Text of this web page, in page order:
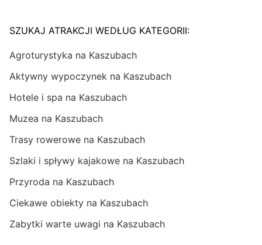
SZUKAJ ATRAKCJI WEDŁUG KATEGORII:
Agroturystyka na Kaszubach
Aktywny wypoczynek na Kaszubach
Hotele i spa na Kaszubach
Muzea na Kaszubach
Trasy rowerowe na Kaszubach
Szlaki i spływy kajakowe na Kaszubach
Przyroda na Kaszubach
Ciekawe obiekty na Kaszubach
Zabytki warte uwagi na Kaszubach